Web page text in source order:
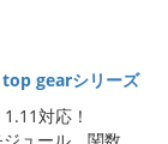
gearシリーズ
対応！